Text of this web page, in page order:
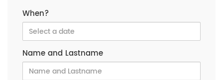
When?
Name and Lastname